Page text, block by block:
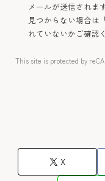
メールが送信されま
見つからない場合は
れていないかご確認
This site is protected by
X